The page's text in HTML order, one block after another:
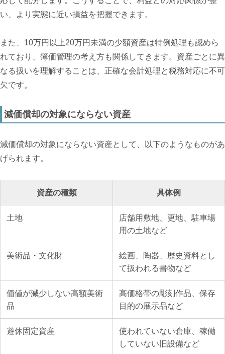
い、より実態に近い損益を把握できます。
また、10万円以上20万円未満の少額資産は特例処理も認めら
れており、簿価管理の考え方も関係してきます。資産ごとに異
なる扱いを理解することは、正確な会計処理と税務対応に不可
欠です。
減価償却の対象にならない資産
減価償却の対象にならない資産として、以下のようなものがあ
げられます。
資産の種類 具体例
土地
店舗用敷地、更地、駐車場
用の土地など
美術品・文化財
絵画、陶器、歴史資料とし
て扱われる書物など
価値が減少しない高額美術
品
高価格帯の彫刻作品、保存
目的の展示品など
遊休固定資産
使われていない倉庫、稼働
していない旧設備など